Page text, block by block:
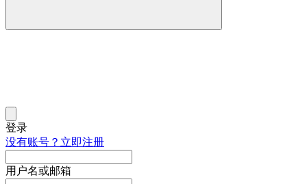
登录
没有账号？立即注册
用户名或邮箱